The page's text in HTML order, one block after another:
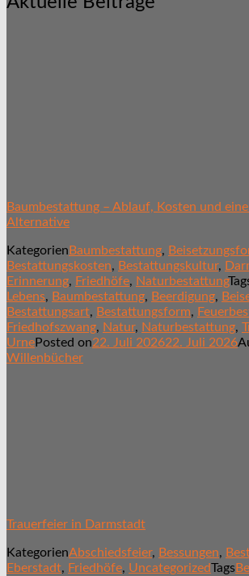
Baumbestattung – Ablauf, Kosten und
Alternative
Kategorien Baumbestattung,
Bestattungskosten, Bestattungskultur,
Erinnerung, Friedhöfe, Naturbestattung
Lebens, Baumbestattung, Beerdigung,
Bestattungsart, Bestattungsform,
Friedhofszwang, Natur, Naturbestattung,
UrnePosted on22. Juli 202622. Juli 2026
Willenbücher
Trauerfeier in Darmstadt
KategorienAbschiedsfeier, Bessungen,
Eberstadt, Friedhöfe, UncategorizedTags